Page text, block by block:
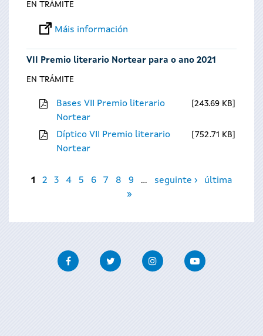
EN TRÁMITE
Máis información
VII Premio literario Nortear para o ano 2021
EN TRÁMITE
Bases VII Premio literario
Nortear
243.69 KB
Díptico VII Premio literario
Nortear
752.71 KB
Páxinas
1 2 3 4 5 6 7 8 9 … seguinte ›
última
»
FacebookTwitter InstagramYoutube